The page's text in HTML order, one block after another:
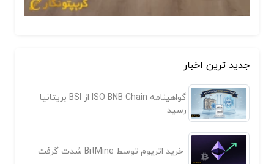
جدید ترین اخبار
گواهینامه ISO BNB Chain از BSI بریتانیا
رسید
خرید اتریوم توسط BitMine شدت گرفت